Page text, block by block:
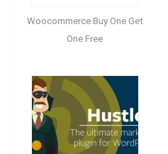
Woocommerce Buy One Get
One Free